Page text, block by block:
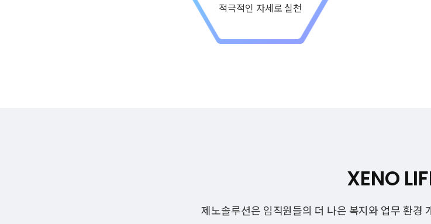
적극적인 자세로 실천
XENO
제노솔루션은 임직원들의 더 나은 복지와 업무 환경